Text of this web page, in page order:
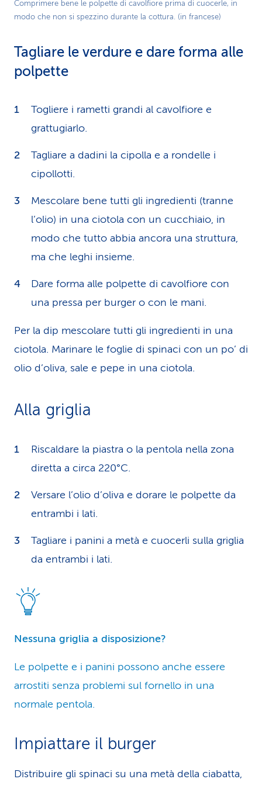
Comprimere bene le polpette di cavolfiore prima di cuocerle, in
modo che non si spezzino durante la cottura. (in francese)
Tagliare le verdure e dare forma alle
polpette
Togliere i rametti grandi al cavolfiore e
grattugiarlo.
Tagliare a dadini la cipolla e a rondelle i
cipollotti.
Mescolare bene tutti gli ingredienti (tranne
l’olio) in una ciotola con un cucchiaio, in
modo che tutto abbia ancora una struttura,
ma che leghi insieme.
Dare forma alle polpette di cavolfiore con
una pressa per burger o con le mani.
Per la dip mescolare tutti gli ingredienti in una
ciotola. Marinare le foglie di spinaci con un po’ di
olio d’oliva, sale e pepe in una ciotola.
Alla griglia
Riscaldare la piastra o la pentola nella zona
diretta a circa 220°C.
Versare l’olio d’oliva e dorare le polpette da
entrambi i lati.
Tagliare i panini a metà e cuocerli sulla griglia
da entrambi i lati.
Nessuna griglia a disposizione?
Le polpette e i panini possono anche essere
arrostiti senza problemi sul fornello in una
normale pentola.
Impiattare il burger
Distribuire gli spinaci su una metà della ciabatta,